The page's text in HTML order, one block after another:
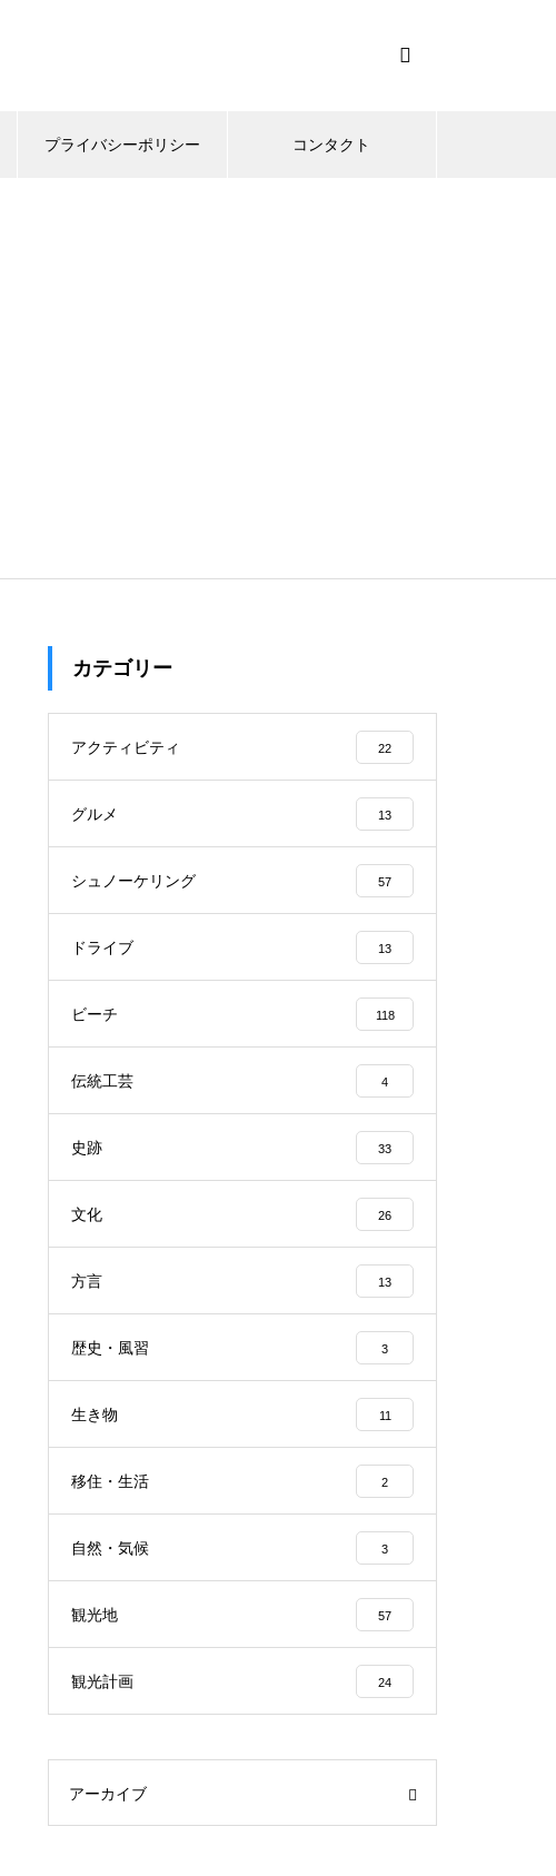
プライバシーポリシー コンタクト
カテゴリー
アクティビティ 22
グルメ 13
シュノーケリング 57
ドライブ 13
ビーチ 118
伝統工芸 4
史跡 33
文化 26
方言 13
歴史・風習 3
生き物 11
移住・生活 2
自然・気候 3
観光地 57
観光計画 24
アーカイブ